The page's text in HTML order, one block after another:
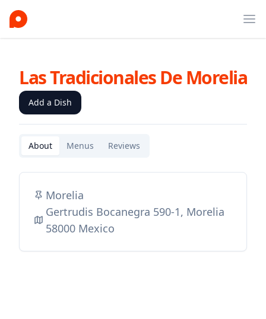
Las Tradicionales De Morelia
Add a Dish
About Menus Reviews
Morelia
Gertrudis Bocanegra 590-1, Morelia
58000 Mexico